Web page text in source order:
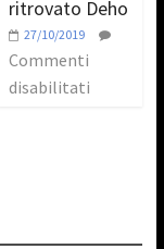
ritrovato Deho
27/10/2019
Commenti
disabilitati